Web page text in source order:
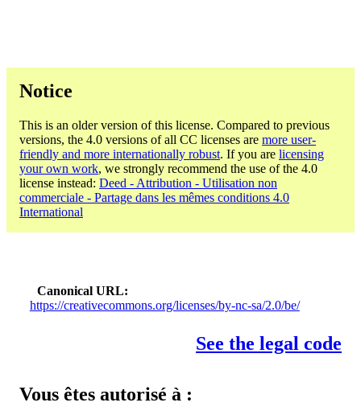
Notice
This is an older version of this license. Compared to previous
versions, the 4.0 versions of all CC licenses are more user-
friendly and more internationally robust. If you are licensing
your own work, we strongly recommend the use of the 4.0
license instead: Deed - Attribution - Utilisation non
commerciale - Partage dans les mêmes conditions 4.0
International
Canonical URL
https://creativecommons.org/licenses/by-nc-sa/2.0/be/
See the legal code
Vous êtes autorisé à :